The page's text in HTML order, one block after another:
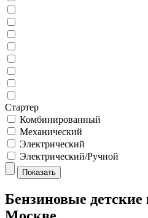
Стартер
Комбинированный
Механический
Электрический
Электрический/Ручной
Показать
Бензиновые